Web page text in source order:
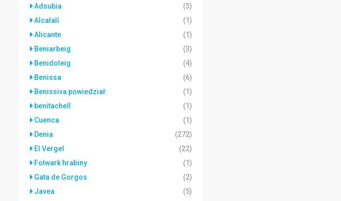
Adsubia
(3)
Alcalalí
(1)
Alicante
(1)
Beniarbeig
(3)
Benidoleig
(4)
Benissa
(6)
Benissiva powiedział:
(1)
benitachell
(1)
Cuenca
(1)
Denia
(272)
El Vergel
(22)
Folwark hrabiny
(1)
Gata de Gorgos
(2)
Javea
(5)